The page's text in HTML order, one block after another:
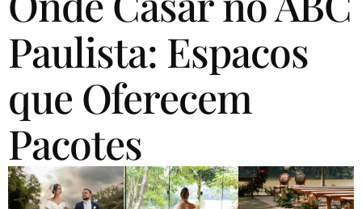
Paulista: Espacos
que Oferecem
Pacotes